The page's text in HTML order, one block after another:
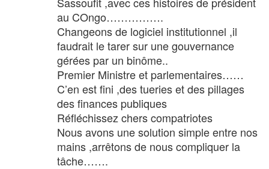
au COngo…………….
Changeons de logiciel institutionnel ,il
faudrait le tarer sur une gouvernance
gérées par un binôme..
Premier Ministre et parlementaires……
C’en est fini ,des tueries et des pillages
des finances publiques
Réfléchissez chers compatriotes
Nous avons une solution simple entre nos
mains ,arrêtons de nous compliquer la
tâche…….